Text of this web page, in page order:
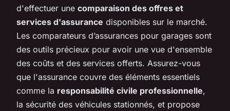
d'effectuer une comparaison des offres et
services d'assurance disponibles sur le marché.
Les comparateurs d’assurances pour garages sont
des outils précieux pour avoir une vue d'ensemble
des coûts et des services offerts. Assurez-vous
que l'assurance couvre des éléments essentiels
comme la responsabilité civile professionnelle,
la sécurité des véhicules stationnés, et propose